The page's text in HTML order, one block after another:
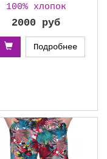
100% хлопок
2000 руб
Подробнее